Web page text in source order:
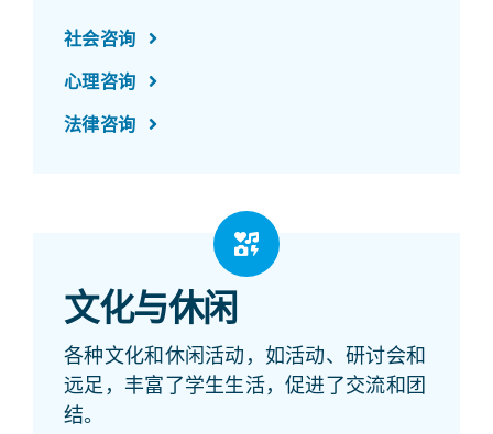
社会咨询
心理咨询
法律咨询
文化与休闲
各种文化和休闲活动，如活动、研讨会和
远足，丰富了学生生活，促进了交流和团
结。